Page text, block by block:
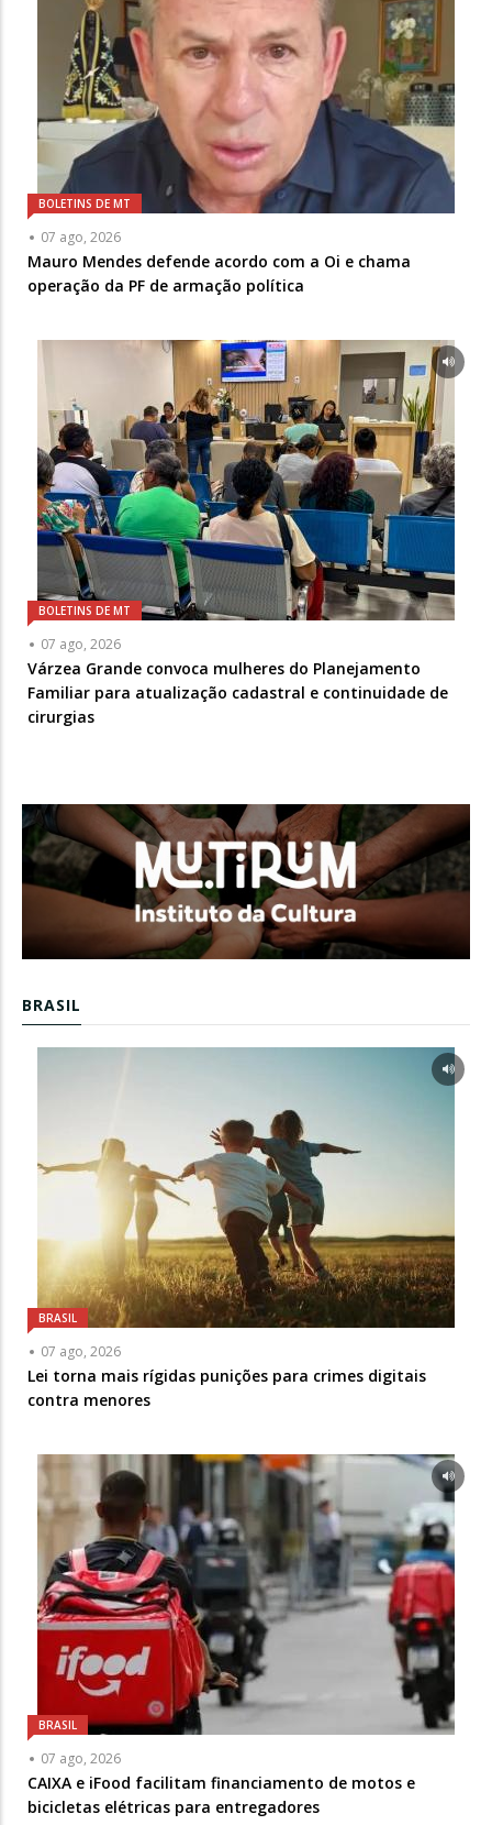
BOLETINS DE MT
07 ago, 2026
Mauro Mendes defende acordo com a Oi e chama
operação da PF de armação política
BOLETINS DE MT
07 ago, 2026
Várzea Grande convoca mulheres do Planejamento
Familiar para atualização cadastral e continuidade de
cirurgias
BRASIL
BRASIL
07 ago, 2026
Lei torna mais rígidas punições para crimes digitais
contra menores
BRASIL
07 ago, 2026
CAIXA e iFood facilitam financiamento de motos e
bicicletas elétricas para entregadores